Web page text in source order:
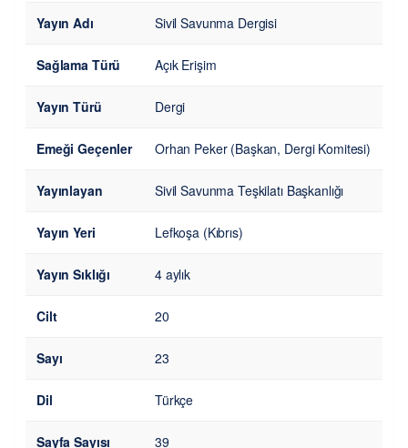
Yayın Adı Sivil Savunma Dergisi
Sağlama Türü Açık Erişim
Yayın Türü Dergi
Emeği Geçenler Orhan Peker (Başkan, Dergi Komitesi)
Yayınlayan Sivil Savunma Teşkilatı Başkanlığı
Yayın Yeri Lefkoşa (Kıbrıs)
Yayın Sıklığı 4 aylık
Cilt 20
Sayı 23
Dil Türkçe
Sayfa Sayısı 39